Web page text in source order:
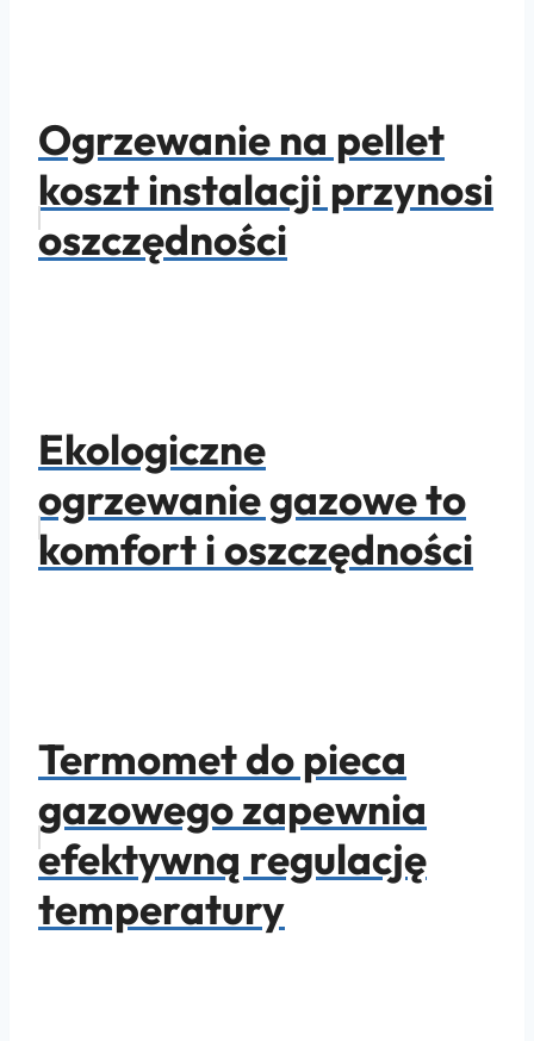
Ogrzewanie na pellet
koszt instalacji przynosi
oszczędności
Ekologiczne
ogrzewanie gazowe to
komfort i oszczędności
Termomet do pieca
gazowego zapewnia
efektywną regulację
temperatury